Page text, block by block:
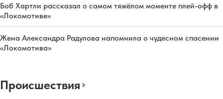
Боб Хартли рассказал о самом тяжёлом моменте плей-офф в
«Локомотиве»
Жена Александра Радулова напомнила о чудесном спасении
«Локомотива»
Происшествия